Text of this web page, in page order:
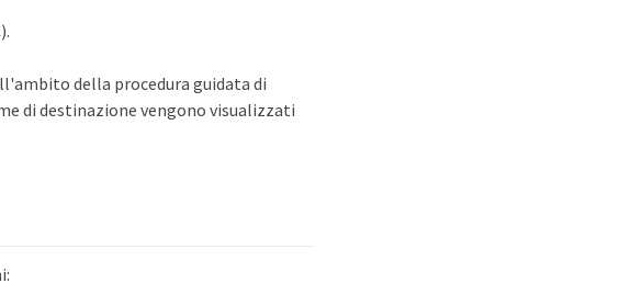
della procedura guidata di
di destinazione vengono visualizzati